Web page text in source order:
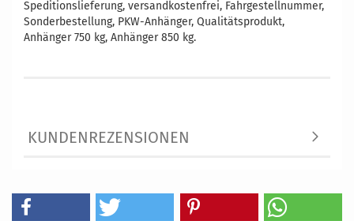
Speditionslieferung, versandkostenfrei, Fahrgestellnummer,
Sonderbestellung, PKW-Anhänger, Qualitätsprodukt,
Anhänger 750 kg, Anhänger 850 kg.
KUNDENREZENSIONEN